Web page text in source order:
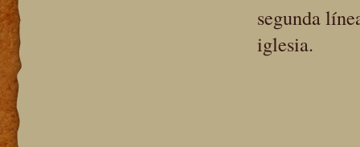
segunda
iglesia.